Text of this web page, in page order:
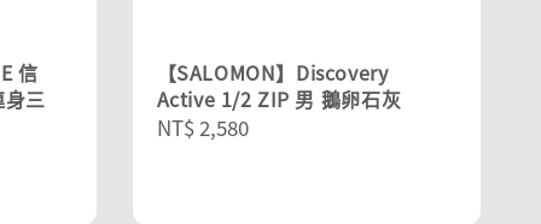
信
三
【SALOMON】Discovery
Active 1/2 ZIP 男 鵝卵石灰
Regular
NT$ 2,580